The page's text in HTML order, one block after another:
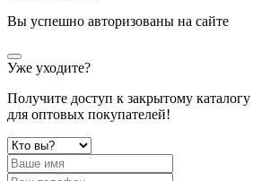
Вы успешно авторизованы на сайте
Уже уходите?
Получите доступ к закрытому каталогу
для оптовых покупателей!